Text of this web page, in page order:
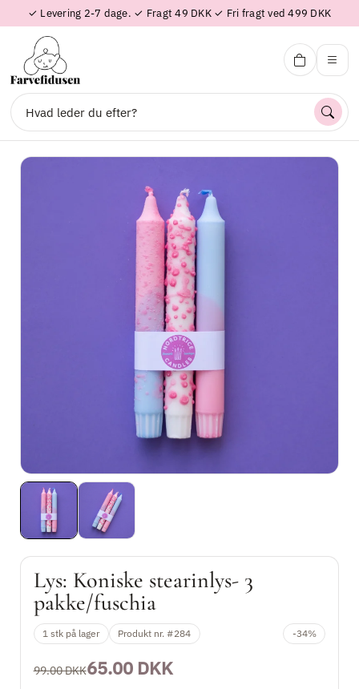
✓ Levering 2-7 dage. ✓ Fragt 49 DKK ✓ Fri fragt ved 499 DKK
Farvefidusen
Originale værker
Kontakt
Lys: Koniske stearinlys- 3
pakke/fuschia
1 stk på lager Produkt nr. #284 -34%
99.00 DKK65.00 DKK